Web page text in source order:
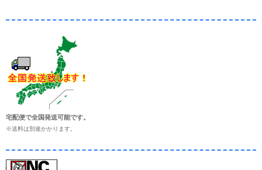
宅配便で全国発送可能です。
※送料は別途かかります。